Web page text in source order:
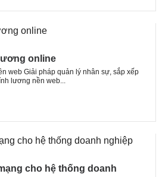
online
web Giải pháp quản lý nhân sự, sắp xếp
lương nền web...
cho hệ thống doanh